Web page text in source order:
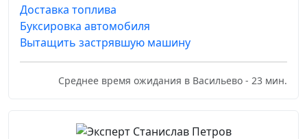
Доставка топлива
Буксировка автомобиля
Вытащить застрявшую машину
Среднее время ожидания в Васильево - 23 мин.